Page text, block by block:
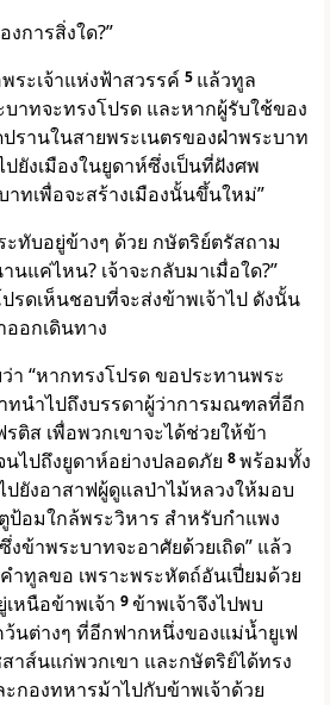
งการสิ่งใด?”
ระเจ้าแห่งฟ้าสวรรค์ 5 แล้วทูล
บาทจะทรงโปรด และหากผู้รับใช้ของ
รานในสายพระเนตรของฝ่าพระบาท
ยังเมืองในยูดาห์ซึ่งเป็นที่ฝังศพ
ทเพื่อจะสร้างเมืองนั้นขึ้นใหม่”
ทับอยู่ข้างๆ ด้วย กษัตริย์ตรัสถาม
นแค่ไหน? เจ้าจะกลับมาเมื่อใด?”
รดเห็นชอบที่จะส่งข้าพเจ้าไป ดังนั้น
ออกเดินทาง
า “หากทรงโปรด ขอประทานพระ
ทนำไปถึงบรรดาผู้ว่าการมณฑลที่อีก
ติส เพื่อพวกเขาจะได้ช่วยให้ข้า
ไปถึงยูดาห์อย่างปลอดภัย 8พร้อมทั้ง
ยังอาสาฟผู้ดูแลป่าไม้หลวงให้มอบ
อมใกล้พระวิหาร สำหรับกำแพง
ข้าพระบาทจะอาศัยด้วยเถิด” แล้ว
ทูลขอ เพราะพระหัตถ์อันเปี่ยมด้วย
หนือข้าพเจ้า 9ข้าพเจ้าจึงไปพบ
นต่างๆ ที่อีกฟากหนึ่งของแม่น้ำยูเฟ
าส์นแก่พวกเขา และกษัตริย์ได้ทรง
กองทหารม้าไปกับข้าพเจ้าด้วย